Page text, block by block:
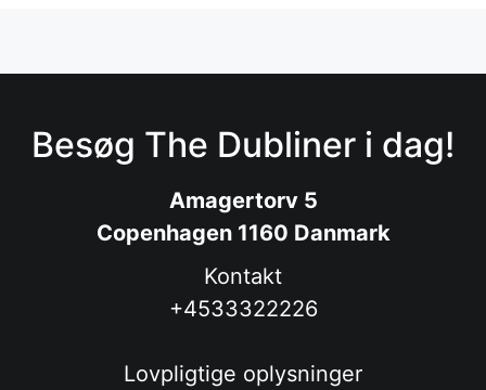
Besøg The Dubliner i dag!
Amagertorv 5
Copenhagen 1160 Danmark
Kontakt
+4533322226
Lovpligtige oplysninger